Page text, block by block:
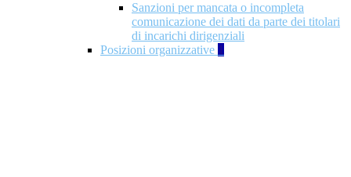
Sanzioni per mancata o incompleta
comunicazione dei dati da parte dei titolari
di incarichi dirigenziali
Posizioni organizzative 1